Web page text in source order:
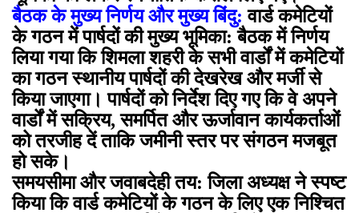
बैठक के मुख्य निर्णय और मुख्य बिंदु: वार्ड कमेटियों
के गठन में पार्षदों की मुख्य भूमिका: बैठक में निर्णय
लिया गया कि शिमला शहरी के सभी वार्डों में कमेटियों
का गठन स्थानीय पार्षदों की देखरेख और मर्जी से
किया जाएगा। पार्षदों को निर्देश दिए गए कि वे अपने
वार्डों में सक्रिय, समर्पित और ऊर्जावान कार्यकर्ताओं
को तरजीह दें ताकि जमीनी स्तर पर संगठन मजबूत
हो सके।
समयसीमा और जवाबदेही तय: जिला अध्यक्ष ने स्पष्ट
किया कि वार्ड कमेटियों के गठन के लिए एक निश्चित